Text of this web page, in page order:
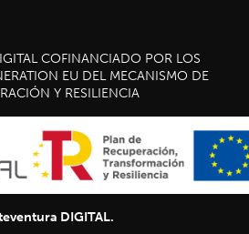
COFINANCIADO POR LOS
EU DEL MECANISMO DE
Y RESILIENCIA
DIGITAL.